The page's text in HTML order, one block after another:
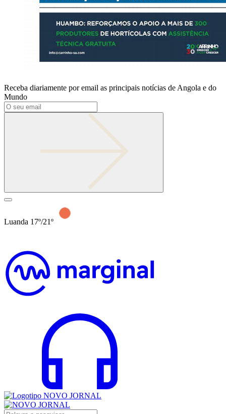
Receba diariamente por email as principais notícias de Angola e do
Mundo
Luanda 17º/21º